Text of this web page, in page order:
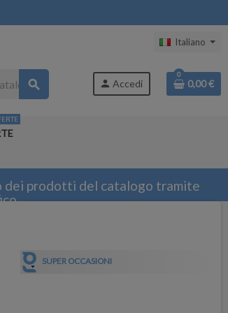
Italiano
search person Accedi
0
0,00 €
dei prodotti del catalogo tramite
SUPER OCCASIONI